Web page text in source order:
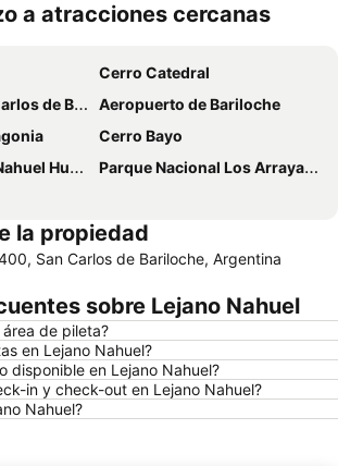
a atracciones cercanas
Cerro Catedral
Bariloche
Aeropuerto de Bariloche
Cerro Bayo
Huapi
Parque Nacional Los Arrayanes
la propiedad
San Carlos de Bariloche, Argentina
sobre Lejano Nahuel
de pileta?
en Lejano Nahuel?
disponible en Lejano Nahuel?
in y check-out en Lejano Nahuel?
Nahuel?